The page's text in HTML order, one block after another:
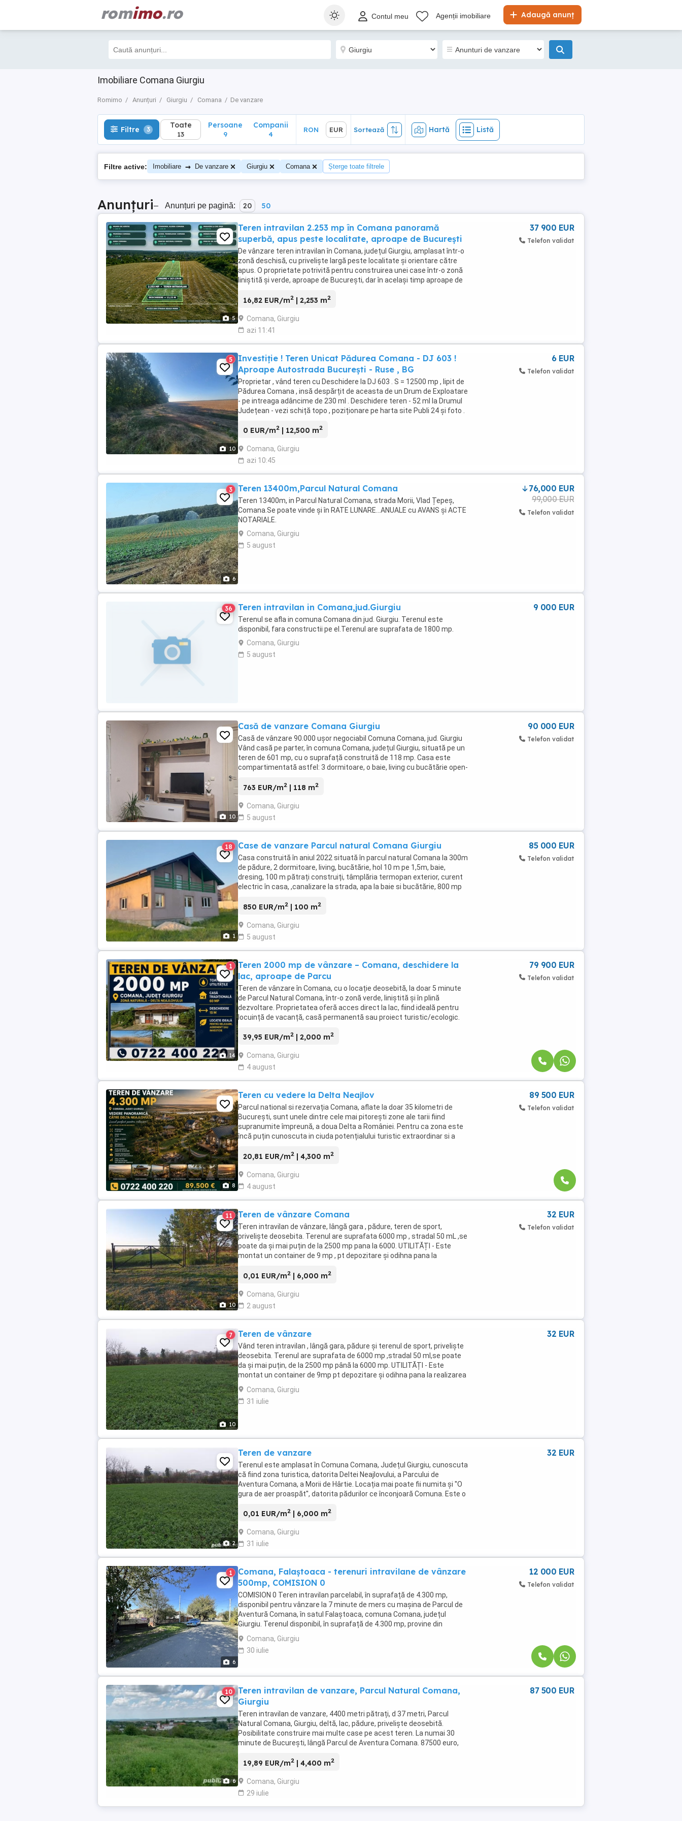
romimo.ro Adaugă anunț
Contul meu Agenții imobiliare
Imobiliare Comana Giurgiu
Romimo Anunțuri Giurgiu Comana De vanzare
Filtre 3 Toate
13
EUR Sortează Hartă Listă
Filtre 3 Toate
13
Persoane
9
Companii
4
RON EUR Sortează Hartă Listă
Filtre active: Imobiliare → De vanzare Giurgiu Comana Șterge toate filtrele
Anunțuri– Anunțuri pe pagină: 20 50
5
Teren intravilan 2.253 mp în Comana panoramă
superbă, apus peste localitate, aproape de București
De vânzare teren intravilan în Comana, județul Giurgiu, amplasat într-o
zonă deschisă, cu priveliște largă peste localitate și orientare către
apus. O proprietate potrivită pentru construirea unei case într-o zonă
liniștită și verde, aproape de București, dar în același timp aproape de
16,82 EUR/m2 | 2,253 m2
Comana, Giurgiu
azi 11:41
37 900 EUR
Telefon validat
10
5
Investiție ! Teren Unicat Pădurea Comana - DJ 603 !
Aproape Autostrada Bucureşti - Ruse , BG
Proprietar , vând teren cu Deschidere la DJ 603 . S = 12500 mp , lipit de
Pădurea Comana , insă despărțit de aceasta de un Drum de Exploatare
- pe intreaga adâncime de 230 ml . Deschidere teren - 52 ml la Drumul
Județean - vezi schiță topo , poziționare pe harta site Publi 24 și foto .
0 EUR/m2 | 12,500 m2
Comana, Giurgiu
azi 10:45
6 EUR
Telefon validat
6
3 Teren 13400m,Parcul Natural Comana
Teren 13400m, in Parcul Natural Comana, strada Morii, Vlad Țepeș,
Comana.Se poate vinde și în RATE LUNARE...ANUALE cu AVANS și ACTE
NOTARIALE.
Comana, Giurgiu
5 august
76,000 EUR
99,000 EUR
Telefon validat
36 Teren intravilan in Comana,jud.Giurgiu
Terenul se afla in comuna Comana din jud. Giurgiu. Terenul este
disponibil, fara constructii pe el.Terenul are suprafata de 1800 mp.
Comana, Giurgiu
5 august
9 000 EUR
10
Casă de vanzare Comana Giurgiu
Casă de vânzare 90.000 ușor negociabil Comuna Comana, jud. Giurgiu
Vând casă pe parter, în comuna Comana, județul Giurgiu, situată pe un
teren de 601 mp, cu o suprafață construită de 118 mp. Casa este
compartimentată astfel: 3 dormitoare, o baie, living cu bucătărie open-
763 EUR/m2 | 118 m2
Comana, Giurgiu
5 august
90 000 EUR
Telefon validat
1
18 Case de vanzare Parcul natural Comana Giurgiu
Casa construită în aniul 2022 situată în parcul natural Comana la 300m
de pădure, 2 dormitoare, living, bucătărie, hol 10 m pe 1,5m, baie,
dresing, 100 m pătrați construiți, tâmplăria termopan exterior, curent
electric în casa, ,canalizare la strada, apa la baie si bucătărie, 800 mp
850 EUR/m2 | 100 m2
Comana, Giurgiu
5 august
85 000 EUR
Telefon validat
14
1
Teren 2000 mp de vânzare – Comana, deschidere la
lac, aproape de Parcu
Teren de vânzare în Comana, cu o locație deosebită, la doar 5 minute
de Parcul Natural Comana, într-o zonă verde, liniștită și în plină
dezvoltare. Proprietatea oferă acces direct la lac, fiind ideală pentru
locuință de vacanță, casă permanentă sau proiect turistic/ecologic.
39,95 EUR/m2 | 2,000 m2
Comana, Giurgiu
4 august
79 900 EUR
Telefon validat
8
Teren cu vedere la Delta Neajlov
Parcul national si rezervația Comana, aflate la doar 35 kilometri de
București, sunt unele dintre cele mai pitorești zone ale tarii fiind
supranumite împreună, a doua Delta a României. Pentru ca zona este
încă puțin cunoscuta in ciuda potențialului turistic extraordinar si a
20,81 EUR/m2 | 4,300 m2
Comana, Giurgiu
4 august
89 500 EUR
Telefon validat
10
11 Teren de vânzare Comana
Teren intravilan de vânzare, lângă gara , pădure, teren de sport,
priveliște deosebita. Terenul are suprafata 6000 mp , stradal 50 mL ,se
poate da și mai puțin de la 2500 mp pana la 6000. UTILITĂȚI - Este
montat un container de 9 mp , pt depozitare și odihna pana la
0,01 EUR/m2 | 6,000 m2
Comana, Giurgiu
2 august
32 EUR
Telefon validat
10
7 Teren de vânzare
Vând teren intravilan , lângă gara, pădure și terenul de sport, priveliște
deosebita. Terenul are suprafata de 6000 mp ,stradal 50 ml,se poate
da și mai puțin, de la 2500 mp până la 6000 mp. UTILITĂȚI - Este
montat un container de 9mp pt depozitare și odihna pana la realizarea
unui proiect. - Containerul ...
Comana, Giurgiu
31 iulie
32 EUR
2
Teren de vanzare
Terenul este amplasat în Comuna Comana, Județul Giurgiu, cunoscuta
că fiind zona turistica, datorita Deltei Neajlovului, a Parcului de
Aventura Comana, a Morii de Hârtie. Locația mai poate fii numita și ''O
gura de aer proaspăt'', datorita pădurilor ce înconjoară Comuna. Este o
0,01 EUR/m2 | 6,000 m2
Comana, Giurgiu
31 iulie
32 EUR
6
1
Comana, Falaștoaca - terenuri intravilane de vânzare
500mp, COMISION 0
COMISION 0 Teren intravilan parcelabil, în suprafață de 4.300 mp,
disponibil pentru vânzare la 7 minute de mers cu mașina de Parcul de
Aventură Comana, în satul Falaștoaca, comuna Comana, județul
Giurgiu. Terenul disponibil, în suprafață de 4.300 mp, provine din
dezmembrarea unei proprietăți de 5.300 ...
Comana, Giurgiu
30 iulie
12 000 EUR
Telefon validat
6
10
Teren intravilan de vanzare, Parcul Natural Comana,
Giurgiu
Teren intravilan de vanzare, 4400 metri pătrați, d 37 metri, Parcul
Natural Comana, Giurgiu, deltă, lac, pădure, priveliște deosebită.
Posibilitate construire mai multe case pe acest teren. La numai 30
minute de București, lângă Parcul de Aventura Comana. 87500 euro,
19,89 EUR/m2 | 4,400 m2
Comana, Giurgiu
29 iulie
87 500 EUR